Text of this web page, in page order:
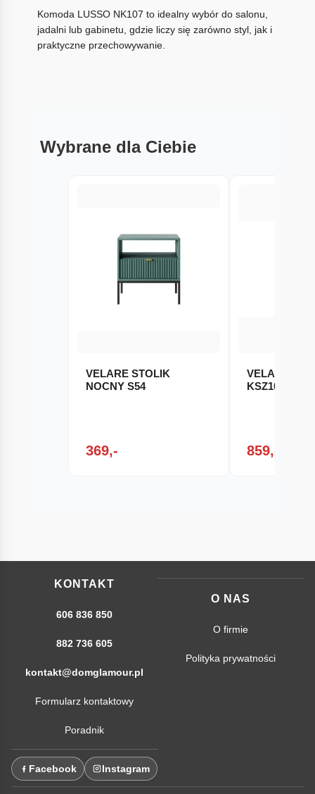
Komoda LUSSO NK107 to idealny wybór do salonu,
jadalni lub gabinetu, gdzie liczy się zarówno styl, jak i
praktyczne przechowywanie.
Wybrane dla Ciebie
VELARE STOLIK
NOCNY S54
369,-
VELARE
KSZ104
859,-
KONTAKT
606 836 850
882 736 605
kontakt@domglamour.pl
Formularz kontaktowy
Poradnik
Facebook Instagram
O NAS
O firmie
Polityka prywatności